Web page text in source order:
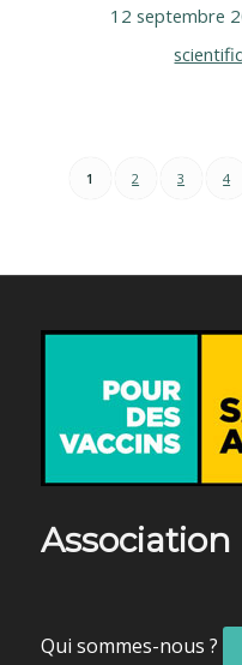
12 septembre
1 2 3 4
Association
Qui sommes-nous ?